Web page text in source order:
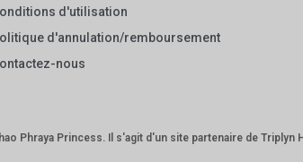
d'utilisation
d'annulation/remboursement
nous
Phraya Princess. Il s'agit d'un site partenaire de Triplyn